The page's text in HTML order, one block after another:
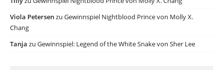
Viola Petersenzu Gewinnspiel Nightblood Prince von Molly X.
Chang
Tanja zu Gewinnspiel: Legend of the White Snake von Sher Lee